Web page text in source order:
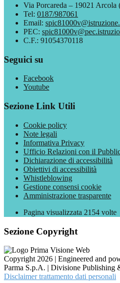
Via Porcareda – 19021 Arcola
Tel: 0187/987061
Email:
PEC:
C.F.: 91054370118
Seguici su
Facebook
Youtube
Sezione Link Utili
Cookie policy
Note legali
Informativa Privacy
Ufficio Relazioni con il
Dichiarazione di accessibilità
Obiettivi di accessibilità
Whistleblowing
Gestione consensi cookie
Amministrazione trasparente
Pagina visualizzata 2154 volte
Sezione Copyright
Copyright 2026 | Engineered and
Parma S.p.A. | Divisione Publishing
Disclaimer trattamento dati personali